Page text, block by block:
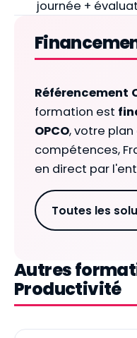
journée +
Référencement
formation est
OPCO, votre
compétences,
en direct par
Toutes les
Autres
Productivité